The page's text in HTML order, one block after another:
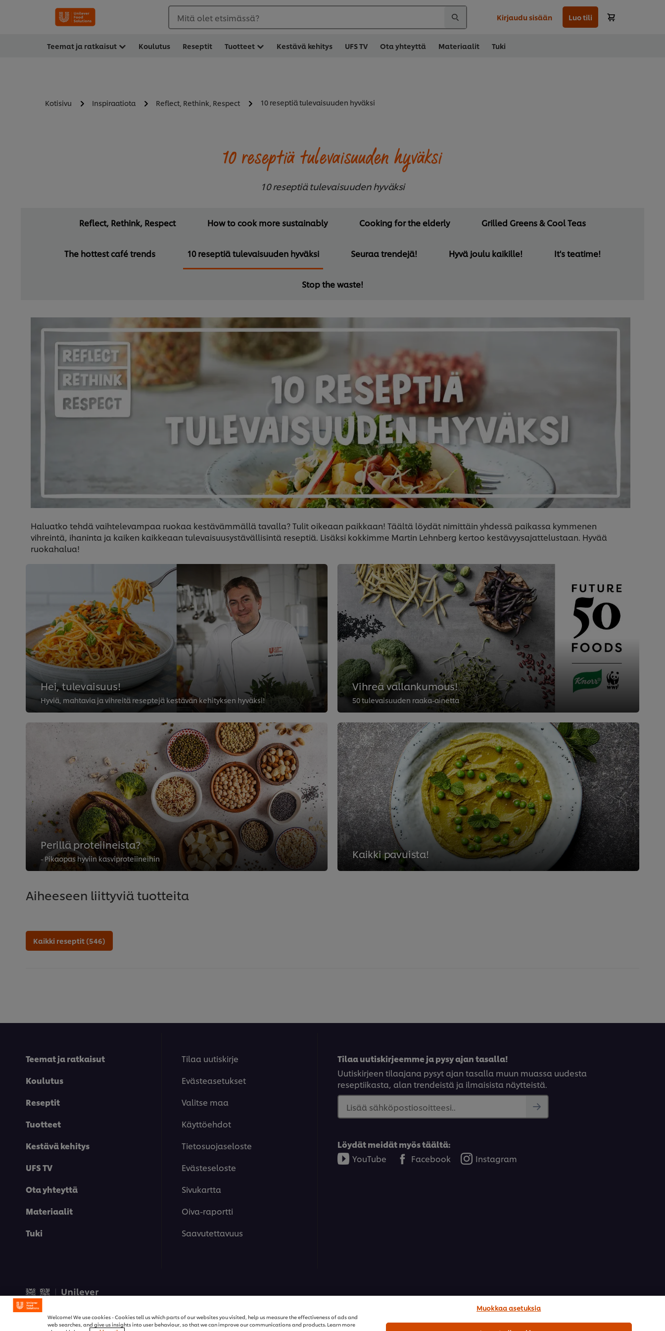
Mitä olet etsimässä? Kirjaudu sisään Luo tili
Teemat ja ratkaisut Koulutus Reseptit Tuotteet Kestävä kehitys UFS TV Ota yhteyttä Materiaalit Tuki
Kotisivu Inspiraatiota Reflect, Rethink, Respect 10 reseptiä tulevaisuuden hyväksi
10 reseptiä tulevaisuuden hyväksi
10 reseptiä tulevaisuuden hyväksi
Reflect, Rethink, Respect How to cook more sustainably Cooking for the elderly Grilled Greens & Cool Teas
The hottest café trends 10 reseptiä tulevaisuuden hyväksi Seuraa trendejä! Hyvä joulu kaikille! It's teatime!
Stop the waste!
Haluatko tehdä vaihtelevampaa ruokaa kestävämmällä tavalla? Tulit oikeaan paikkaan! Täältä löydät nimittäin yhdessä paikassa kymmenen
vihreintä, ihaninta ja kaiken kaikkeaan tulevaisuusystävällisintä reseptiä. Lisäksi kokkimme Martin Lehnberg kertoo kestävyysajattelustaan. Hyvää
ruokahalua!
Hei, tulevaisuus!
Hyviä, mahtavia ja vihreitä reseptejä kestävän kehityksen hyväksi!
Vihreä vallankumous!
50 tulevaisuuden raaka-ainetta
Perillä proteiineista?
- Pikaopas hyviin kasviproteiineihin Kaikki pavuista!
Aiheeseen liittyviä tuotteita
Kaikki reseptit (546)
Teemat ja ratkaisut
Koulutus
Reseptit
Tuotteet
Kestävä kehitys
UFS TV
Ota yhteyttä
Materiaalit
Tuki
Tilaa uutiskirje
Evästeasetukset
Valitse maa
Käyttöehdot
Tietosuojaseloste
Evästeseloste
Sivukartta
Oiva-raportti
Saavutettavuus
Tilaa uutiskirjeemme ja pysy ajan tasalla!
Uutiskirjeen tilaajana pysyt ajan tasalla muun muassa uudesta
reseptiikasta, alan trendeistä ja ilmaisista näytteistä.
Lisää sähköpostiosoitteesi..
Löydät meidät myös täältä:
YouTube
Facebook Instagram
Welcome! We use cookies - Cookies tell us which parts of our websites you visited, help us measure the effectiveness of ads and
web searches, and give us insights into user behaviour, so that we can improve our communications and products. Learn more
Muokkaa asetuksia